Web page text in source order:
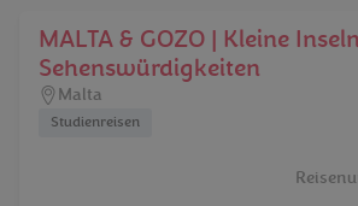
MALTA & GOZO | Kleine
Sehenswürdigkeiten
Malta
Studienreisen